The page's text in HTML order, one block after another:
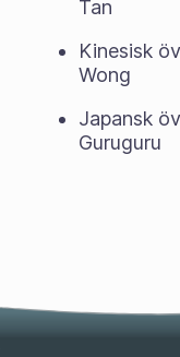
Tan
Kinesisk
Wong
Japansk
Guruguru